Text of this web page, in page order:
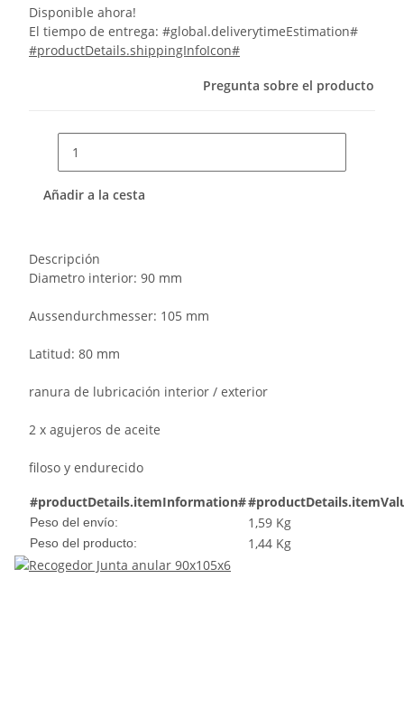
Disponible ahora!
El tiempo de entrega: #global.deliverytimeEstimation#
#productDetails.shippingInfoIcon#
Pregunta sobre el producto
Añadir a la cesta
Descripción
Diametro interior: 90 mm
Aussendurchmesser: 105 mm
Latitud: 80 mm
ranura de lubricación interior / exterior
2 x agujeros de aceite
filoso y endurecido
#productDetails.itemInformation#
Peso del envío: 1,59 Kg
Peso del producto: 1,44 Kg